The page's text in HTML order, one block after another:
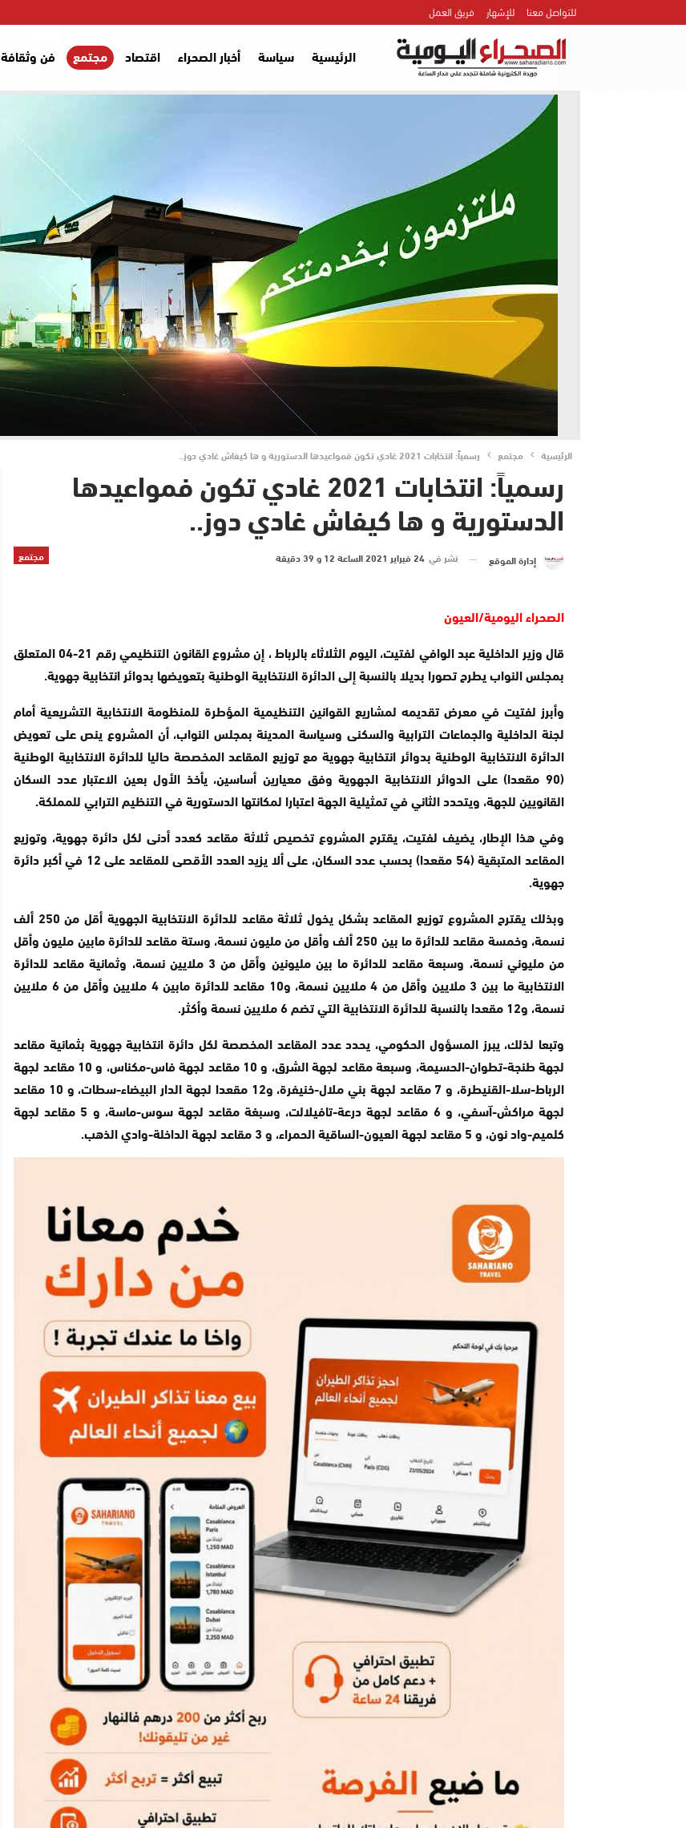
للتواصل معنا للإشهار فريق العمل
الرئيسية سياسة أخبار الصحراء اقتصاد مجتمع فن وثقافة
الرئيسية مجتمع رسمياً: انتخابات 2021 غادي تكون فمواعيدها الدستورية و ها كيفاش غادي دوز..
رسمياً: انتخابات 2021 غادي تكون فمواعيدها
الدستورية و ها كيفاش غادي دوز..
مجتمع إدارة الموقع نشر في 24 فبراير 2021 الساعة 12 و 39 دقيقة
الصحراء اليومية/العيون
قال وزير الداخلية عبد الوافي لفتيت، اليوم الثلاثاء بالرباط ، إن مشروع القانون التنظيمي رقم 21-04 المتعلق
بمجلس النواب يطرح تصورا بديلا بالنسبة إلى الدائرة الانتخابية الوطنية بتعويضها بدوائر انتخابية جهوية.
وأبرز لفتيت في معرض تقديمه لمشاريع القوانين التنظيمية المؤطرة للمنظومة الانتخابية التشريعية أمام
لجنة الداخلية والجماعات الترابية والسكنى وسياسة المدينة بمجلس النواب، أن المشروع ينص على تعويض
الدائرة الانتخابية الوطنية بدوائر انتخابية جهوية مع توزيع المقاعد المخصصة حاليا للدائرة الانتخابية الوطنية
(90 مقعدا) على الدوائر الانتخابية الجهوية وفق معيارين أساسين، يأخذ الأول بعين الاعتبار عدد السكان
القانويين للجهة، ويتحدد الثاني في تمثيلية الجهة اعتبارا لمكانتها الدستورية في التنظيم الترابي للمملكة.
وفي هذا الإطار، يضيف لفتيت، يقترح المشروع تخصيص ثلاثة مقاعد كعدد أدنى لكل دائرة جهوية، وتوزيع
المقاعد المتبقية (54 مقعدا) بحسب عدد السكان، على ألا يزيد العدد الأقصى للمقاعد على 12 في أكبر دائرة
جهوية.
وبذلك يقترح المشروع توزيع المقاعد بشكل يخول ثلاثة مقاعد للدائرة الانتخابية الجهوية أقل من 250 ألف
نسمة، وخمسة مقاعد للدائرة ما بين 250 ألف وأقل من مليون نسمة، وستة مقاعد للدائرة مابين مليون وأقل
من مليوني نسمة، وسبعة مقاعد للدائرة ما بين مليونين وأقل من 3 ملايين نسمة، وثمانية مقاعد للدائرة
الانتخابية ما بين 3 ملايين وأقل من 4 ملايين نسمة، و10 مقاعد للدائرة مابين 4 ملايين وأقل من 6 ملايين
نسمة، و12 مقعدا بالنسبة للدائرة الانتخابية التي تضم 6 ملايين نسمة وأكثر.
وتبعا لذلك، يبرز المسؤول الحكومي، يحدد عدد المقاعد المخصصة لكل دائرة انتخابية جهوية بثمانية مقاعد
لجهة طنجة-تطوان-الحسيمة، وسبعة مقاعد لجهة الشرق، و 10 مقاعد لجهة فاس-مكناس، و 10 مقاعد لجهة
الرباط-سلا-القنيطرة، و 7 مقاعد لجهة بني ملال-خنيفرة، و12 مقعدا لجهة الدار البيضاء-سطات، و 10 مقاعد
لجهة مراكش-آسفي، و 6 مقاعد لجهة درعة-تافيلالت، وسبغة مقاعد لجهة سوس-ماسة، و 5 مقاعد لجهة
كلميم-واد نون، و 5 مقاعد لجهة العيون-الساقية الحمراء، و 3 مقاعد لجهة الداخلة-وادي الذهب.